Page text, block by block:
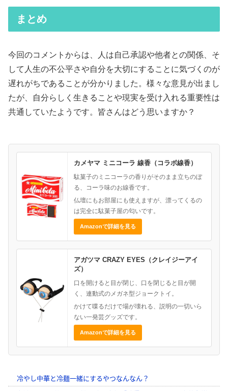
まとめ
今回のコメントからは、人は自己承認や他者との関係、そ
して人生の不公平さや自分を大切にすることに気づくのが
遅れがちであることが分かりました。様々な意見が出まし
たが、自分らしく生きることや現実を受け入れる重要性は
共通していたようです。皆さんはどう思いますか？
カメヤマ ミニコーラ 線香（コラボ線香）
駄菓子のミニコーラの香りがそのまま立ちのぼ
る、コーラ味のお線香です。
仏壇にもお部屋にも使えますが、漂ってくるの
は完全に駄菓子屋の匂いです。
Amazonで詳細を見る
アガツマ CRAZY EYES（クレイジーアイ
ズ）
口を開けると目が閉じ、口を閉じると目が開
く、連動式のメガネ型ジョークトイ。
かけて喋るだけで場が壊れる、説明の一切いら
ない一発芸グッズです。
Amazonで詳細を見る